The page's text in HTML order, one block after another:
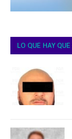
LO QUE HAY QUE